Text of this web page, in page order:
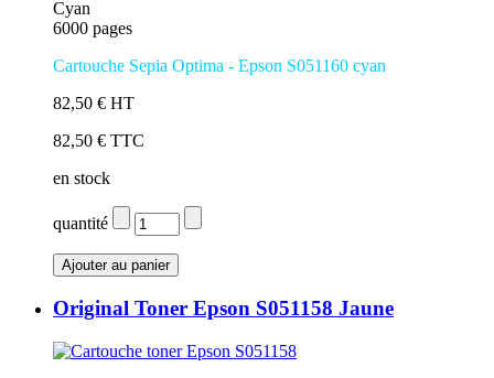
Cyan
6000 pages
Cartouche Sepia Optima - Epson S051160 cyan
82,50 € HT
82,50 € TTC
en stock
quantité
Original Toner Epson S051158 Jaune